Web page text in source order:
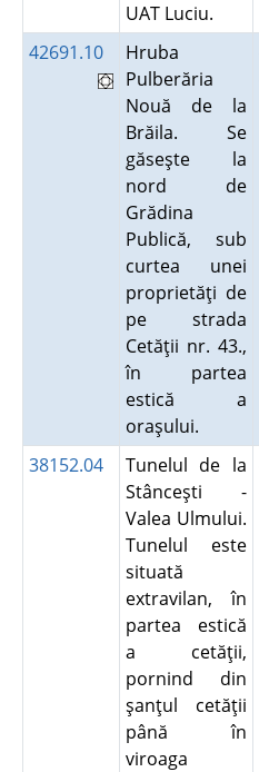
UAT Luciu.
42691.10
Hruba
Pulberăria
Nouă de la
Brăila. Se
găseşte la
nord de
Grădina
Publică, sub
curtea unei
proprietăţi de
pe strada
Cetăţii nr. 43.,
în partea
estică a
oraşului.
38152.04
Tunelul de la
Stânceşti -
Valea Ulmului.
Tunelul este
situată
extravilan, în
partea estică
a cetăţii,
pornind din
şanţul cetăţii
până în
viroaga